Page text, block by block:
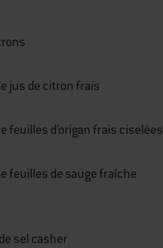
à table de jus de citron frais
à table de feuilles d’origan frais ciselées
1½ cuillères à thé de sel casher